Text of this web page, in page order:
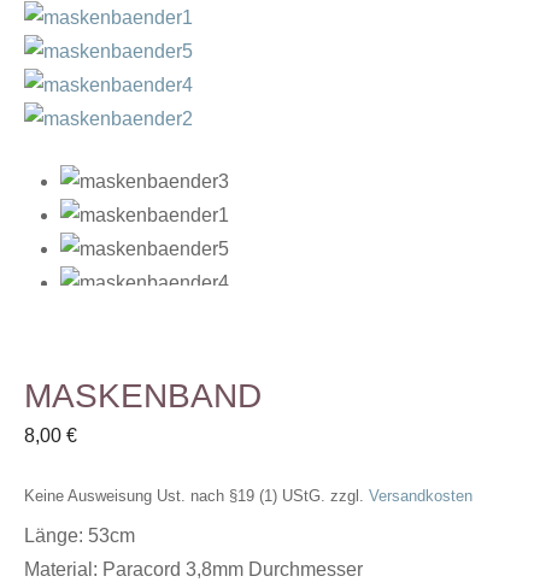
MASKENBAND
8,00 €
Keine Ausweisung Ust. nach §19 (1) UStG. zzgl. Versandkosten
Länge: 53cm
Material: Paracord 3,8mm Durchmesser